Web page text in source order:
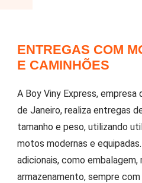
ENTREGAS COM
E CAMINHÕES
A Boy Viny Express, empresa
de Janeiro, realiza entregas
tamanho e peso, utilizando
motos modernas e
adicionais, como
armazenamento, sempre